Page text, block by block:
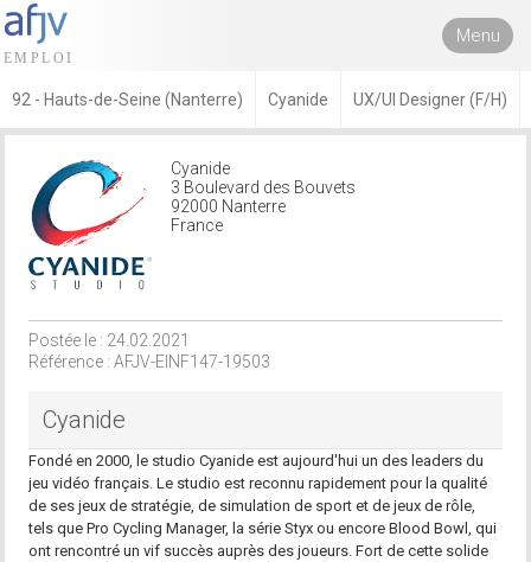
Menu
92 - Hauts-de-Seine (Nanterre) Cyanide UX/UI Designer (F/H)
Cyanide
3 Boulevard des Bouvets
92000 Nanterre
France
Postée le : 24.02.2021
Référence : AFJV-EINF147-19503
Cyanide
Fondé en 2000, le studio Cyanide est aujourd'hui un des leaders du
jeu vidéo français. Le studio est reconnu rapidement pour la qualité
de ses jeux de stratégie, de simulation de sport et de jeux de rôle,
tels que Pro Cycling Manager, la série Styx ou encore Blood Bowl, qui
ont rencontré un vif succès auprès des joueurs. Fort de cette solide